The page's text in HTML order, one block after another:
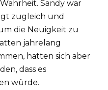
Sandy war
zugleich und
die Neuigkeit zu
jahrelang
hatten sich aber
dass es
würde.